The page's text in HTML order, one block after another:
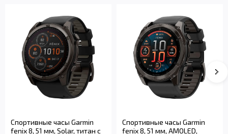
Спортивные часы Garmin
fenix 8, 51 мм, Solar, титан с
Спортивные часы Garmin
fenix 8, 51 мм, AMOLED,